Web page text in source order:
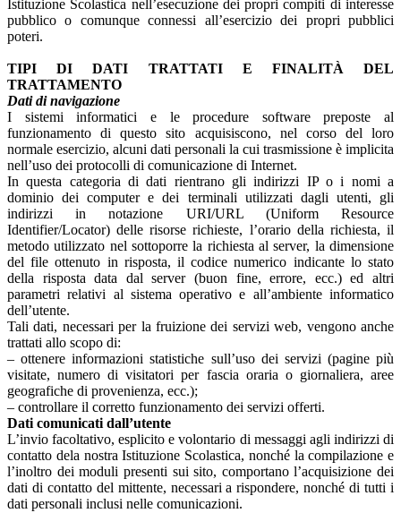
Istituzione Scolastica nell’esecuzione dei propri compiti di interesse
pubblico o comunque connessi all’esercizio dei propri pubblici
poteri.
TIPI DI DATI TRATTATI E FINALITÀ DEL
TRATTAMENTO
Dati di navigazione
I sistemi informatici e le procedure software preposte al
funzionamento di questo sito acquisiscono, nel corso del loro
normale esercizio, alcuni dati personali la cui trasmissione è implicita
nell’uso dei protocolli di comunicazione di Internet.
In questa categoria di dati rientrano gli indirizzi IP o i nomi a
dominio dei computer e dei terminali utilizzati dagli utenti, gli
indirizzi in notazione URI/URL (Uniform Resource
Identifier/Locator) delle risorse richieste, l’orario della richiesta, il
metodo utilizzato nel sottoporre la richiesta al server, la dimensione
del file ottenuto in risposta, il codice numerico indicante lo stato
della risposta data dal server (buon fine, errore, ecc.) ed altri
parametri relativi al sistema operativo e all’ambiente informatico
dell’utente.
Tali dati, necessari per la fruizione dei servizi web, vengono anche
trattati allo scopo di:
– ottenere informazioni statistiche sull’uso dei servizi (pagine più
visitate, numero di visitatori per fascia oraria o giornaliera, aree
geografiche di provenienza, ecc.);
– controllare il corretto funzionamento dei servizi offerti.
Dati comunicati dall’utente
L’invio facoltativo, esplicito e volontario di messaggi agli indirizzi di
contatto dela nostra Istituzione Scolastica, nonché la compilazione e
l’inoltro dei moduli presenti sui sito, comportano l’acquisizione dei
dati di contatto del mittente, necessari a rispondere, nonché di tutti i
dati personali inclusi nelle comunicazioni.